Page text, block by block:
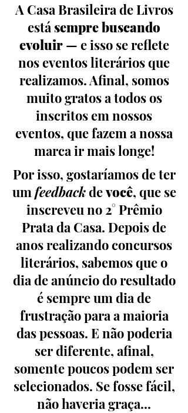
A Casa Brasileira de Livros
estásempre buscando
evoluir— e isso se reflete
nos eventos literários que
realizamos. Afinal, somos
muito gratos a todos os
inscritos em nossos
eventos, que fazem a nossa
marca ir mais longe!
Por isso, gostaríamos de ter
umfeedbackdevocê, que se
inscreveu no 2° Prêmio
Prata da Casa. Depois de
anos realizando concursos
literários, sabemos que o
dia de anúncio do resultado
é sempre um dia de
frustração para a maioria
das pessoas. E não poderia
ser diferente, afinal,
somente poucos podem ser
selecionados. Se fosse fácil,
não haveria graça...